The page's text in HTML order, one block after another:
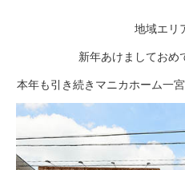
地域エリ
新年あけましておめ
本年も引き続きマニカホーム一